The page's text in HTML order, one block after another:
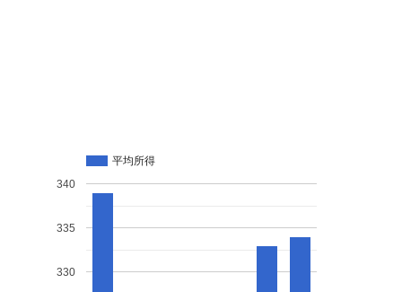
平均所得
330
335
340